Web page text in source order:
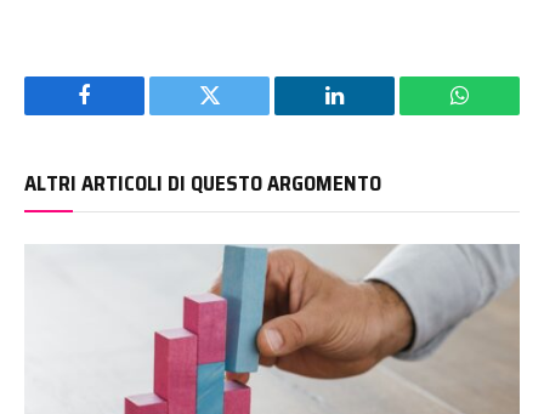
Facebook Twitter LinkedIn
ALTRI ARTICOLI DI QUESTO ARGOMENTO